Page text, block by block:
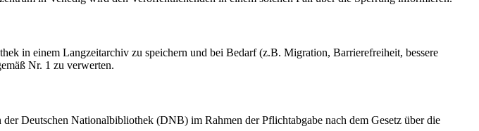
in einem Langzeitarchiv zu speichern und bei Bedarf (z.B. Migration, Barrierefreiheit, bessere
Nr. 1 zu verwerten.
Deutschen Nationalbibliothek (DNB) im Rahmen der Pflichtabgabe nach dem Gesetz über die